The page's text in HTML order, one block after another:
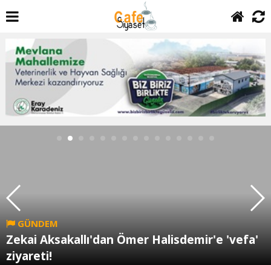
GÜNDEM
Zekai Aksakallı'dan Ömer Halisdemir'e 'vefa'
ziyareti!